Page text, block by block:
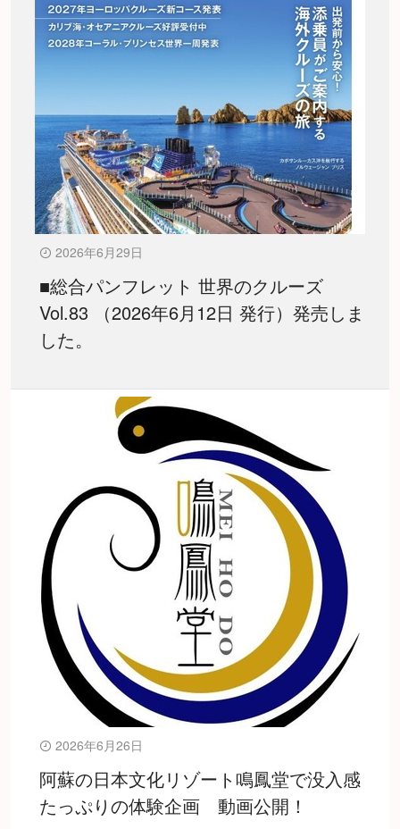
2026年6月29日
■総合パンフレット 世界のクルーズ
Vol.83 （2026年6月12日 発行）発売しま
した。
2026年6月26日
阿蘇の日本文化リゾート鳴鳳堂で没入感
たっぷりの体験企画 動画公開！